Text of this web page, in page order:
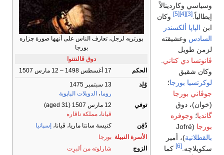
پورتريه لرجل، تعارف الناس على أنهها صورة چزاره
بورجا
دوق ڤالنتنوا
الحكم
17 أغسطس 1498 – 12 مارس 1507
وُلِد
13 سبتمبر 1475
روما، الدويلات الپاپوية
توفي
12 مارس 1507
(aged 31)
ڤيانا، مملكة ناڤاره
دُفِن
كنيسة سانتا ماريا، ڤيانا، إسپانيا
الأسرة النبيلة بورجا
الزوج
شارلوته من ألبرِت
وسياسي وكاردينالاً
إيطالياً. [3]
[4]
[5]
وكان
ابن الپاپا ألكسندر
السادس وعشيقته
لزمن طويل
ڤانوتسا دي كتاني
وكان شقيق
لوكرتسيا بورجا؛
جوڤاني بورجا
(خوان)، دوق
گانديا؛ وجوفره
بورجا (Jofré
بالقطلانية)، أمير
سكويلاچه. [6]
كما